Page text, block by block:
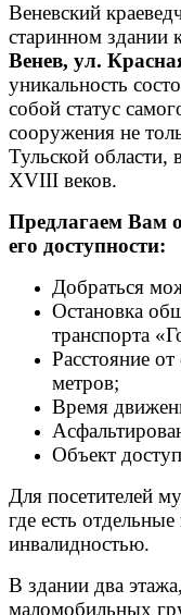
Веневский
старинном здании
Венев, ул.
уникальность
собой статус
сооружения не
Тульской
XVIII веков.
Предлагаем Вам
его доступности:
Добраться
Остановка
транспорта
Расстояние
метров;
Время
Объект
Для посетителей
где есть
инвалидностью.
В здании два
маломобильных